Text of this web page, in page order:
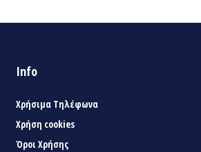
Info
Χρήσιμα Τηλέφωνα
Χρήση cookies
Όροι Χρήσης